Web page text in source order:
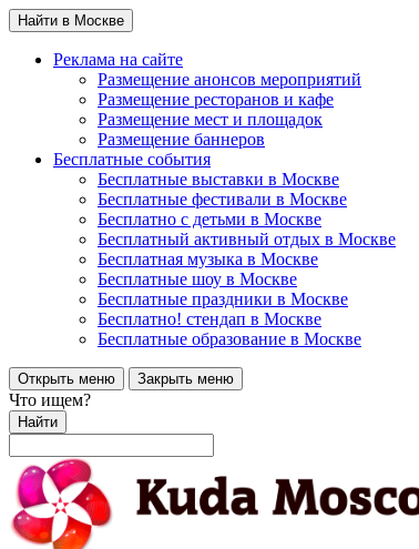
Найти в Москве
Реклама на сайте
Размещение анонсов мероприятий
Размещение ресторанов и кафе
Размещение мест и площадок
Размещение баннеров
Бесплатные события
Бесплатные выставки в Москве
Бесплатные фестивали в Москве
Бесплатно с детьми в Москве
Бесплатный активный отдых в Москве
Бесплатная музыка в Москве
Бесплатные шоу в Москве
Бесплатные праздники в Москве
Бесплатно! стендап в Москве
Бесплатные образование в Москве
Открыть меню Закрыть меню
Что ищем?
Найти